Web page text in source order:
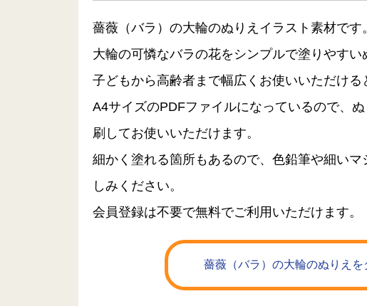
薔薇（バラ）の大輪のぬりえイラスト素材です。
大輪の可憐なバラの花をシンプルで塗りやすい
子どもから高齢者まで幅広くお使いいただける
A4サイズのPDFファイルになっているので、
刷してお使いいただけます。
細かく塗れる箇所もあるので、色鉛筆や細い
しみください。
会員登録は不要で無料でご利用いただけます。
薔薇（バラ）の大輪のぬりえを